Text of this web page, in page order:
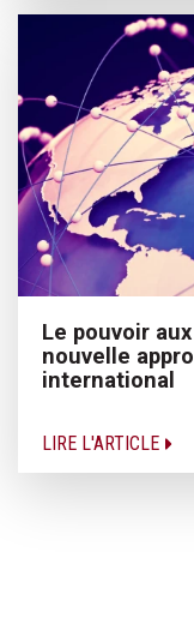
Le pouvoir
nouvelle
international
LIRE L'ARTICLE